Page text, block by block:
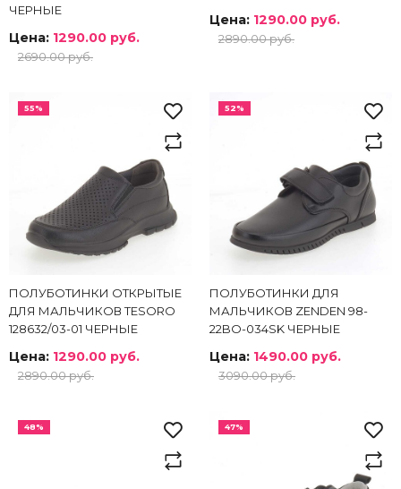
ЧЕРНЫЕ
Цена: 1290.00 руб.
2690.00 руб.
Цена: 1290.00 руб.
2890.00 руб.
55%
ПОЛУБОТИНКИ ОТКРЫТЫЕ
ДЛЯ МАЛЬЧИКОВ TESORO
128632/03-01 ЧЕРНЫЕ
Цена: 1290.00 руб.
2890.00 руб.
52%
ПОЛУБОТИНКИ ДЛЯ
МАЛЬЧИКОВ ZENDEN 98-
22BO-034SK ЧЕРНЫЕ
Цена: 1490.00 руб.
3090.00 руб.
48% 47%